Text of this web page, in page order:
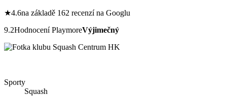
★4.6na základě 162 recenzí na Googlu
9.2Hodnocení PlaymoreVýjimečný
Sporty
Squash